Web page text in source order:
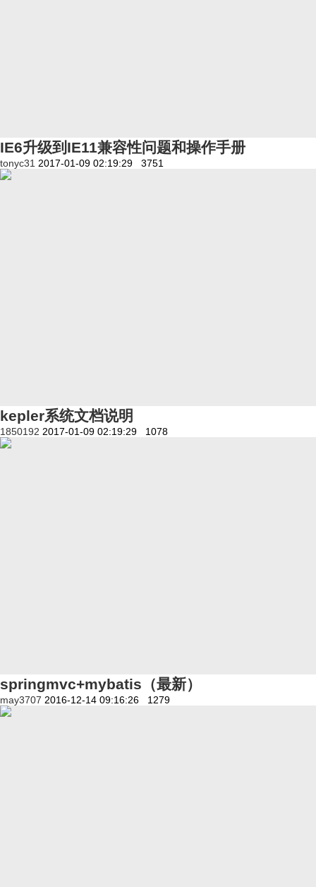
IE6升级到IE11兼容性问题和操作手册
tonyc31 2017-01-09 02:19:29 3751
kepler系统文档说明
1850192 2017-01-09 02:19:29 1078
springmvc+mybatis（最新）
may3707 2016-12-14 09:16:26 1279